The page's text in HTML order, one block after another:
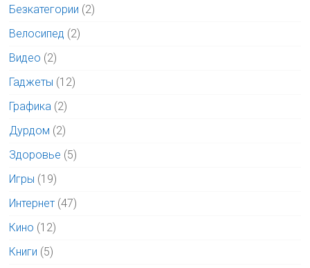
Безкатегории (2)
Велосипед (2)
Видео (2)
Гаджеты (12)
Графика (2)
Дурдом (2)
Здоровье (5)
Игры (19)
Интернет (47)
Кино (12)
Книги (5)